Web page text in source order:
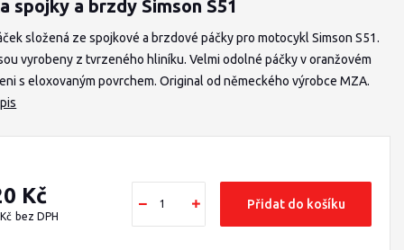
spojky a brzdy Simson S51
složená ze spojkové a brzdové páčky pro motocykl Simson S51.
vyrobeny z tvrzeného hliníku. Velmi odolné páčky v oranžovém
s eloxovaným povrchem. Original od německého výrobce MZA.
Kč
bez DPH
Přidat do košíku